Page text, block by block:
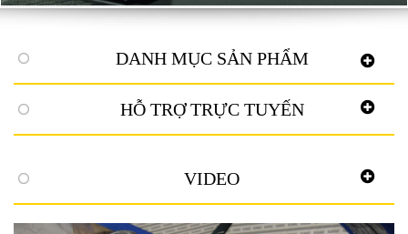
DANH MỤC SẢN PHẨM
HỖ TRỢ TRỰC TUYẾN
VIDEO